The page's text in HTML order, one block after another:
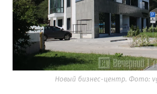
Новый бизнес-центр. Фото: